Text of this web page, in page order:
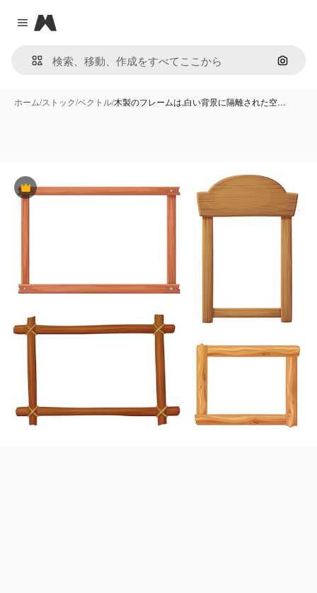
Close menu
Magnific
画像で
ホーム/ストック/ベクトル/木製のフレームは,白い背景に隔離された空…
Premium